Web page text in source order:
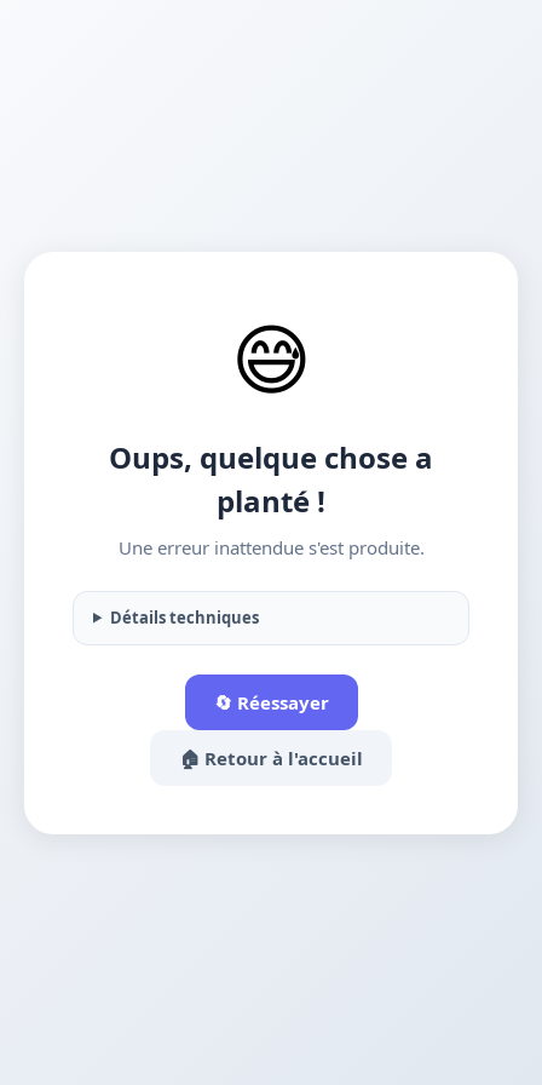
😅
Oups, quelque chose a
planté !
Une erreur inattendue s'est produite.
Détails techniques
🔄 Réessayer
🏠 Retour à l'accueil